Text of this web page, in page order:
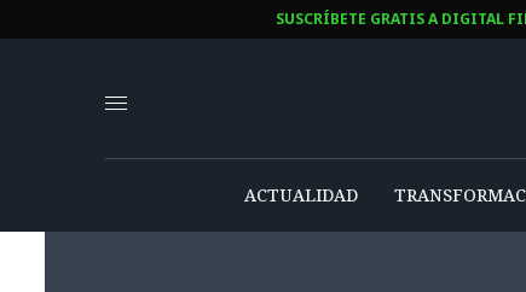
SUSCRÍBETE GRATIS A DIGITAL
ACTUALIDAD